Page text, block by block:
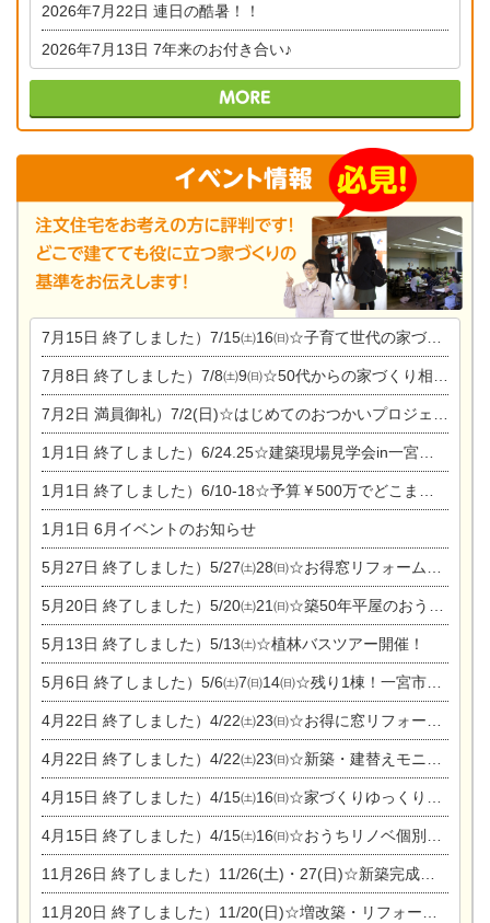
2026年7月22日 連日の酷暑！！
2026年7月13日 7年来のお付き合い♪
7月15日 終了しました）7/15㈯16㈰☆子育て世代の家づくり相談会
7月8日 終了しました）7/8㈯9㈰☆50代からの家づくり相談会
7月2日 満員御礼）7/2(日)☆はじめてのおつかいプロジェクト
1月1日 終了しました）6/24.25☆建築現場見学会in一宮市木曽川町
1月1日 終了しました）6/10-18☆予算￥500万でどこまでできるの？リフォーム相談会
1月1日 6月イベントのお知らせ
5月27日 終了しました）5/27㈯28㈰☆お得窓リフォーム個別相談会
5月20日 終了しました）5/20㈯21㈰☆築50年平屋のおうちリノベーション完成見学会
5月13日 終了しました）5/13㈯☆植林バスツアー開催！
5月6日 終了しました）5/6㈯7㈰14㈰☆残り1棟！一宮市限定モニター募集相談会(新築・建替え)
4月22日 終了しました）4/22㈯23㈰☆お得に窓リフォーム個別相談会
4月22日 終了しました）4/22㈯23㈰☆新築・建替えモニター募集個別相談会
4月15日 終了しました）4/15㈯16㈰☆家づくりゆっくりじっくり個別相談会
4月15日 終了しました）4/15㈯16㈰☆おうちリノベ個別相談会
11月26日 終了しました）11/26(土)・27(日)☆新築完成見学会 in一宮市あずら
11月20日 終了しました）11/20(日)☆増改築・リフォームまつり＆秋の味覚まつり＆芸術祭